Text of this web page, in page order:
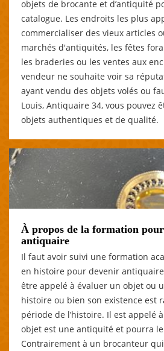
objets de brocante et d’antiquité
catalogue. Les endroits les plus
commercialiser des vieux articles
marchés d'antiquités, les fêtes
les braderies ou les ventes aux
vendeur ne souhaite voir sa
ayant vendu des objets volés ou
Louis, Antiquaire 34, vous pouvez
objets authentiques et de qualité.
À propos de la formation
antiquaire
Il faut avoir suivi une formation
en histoire pour devenir
être appelé à évaluer un objet ou
histoire ou bien son existence est
période de l’histoire. Il est appelé
objet est une antiquité et pourra
Contrairement à un brocanteur